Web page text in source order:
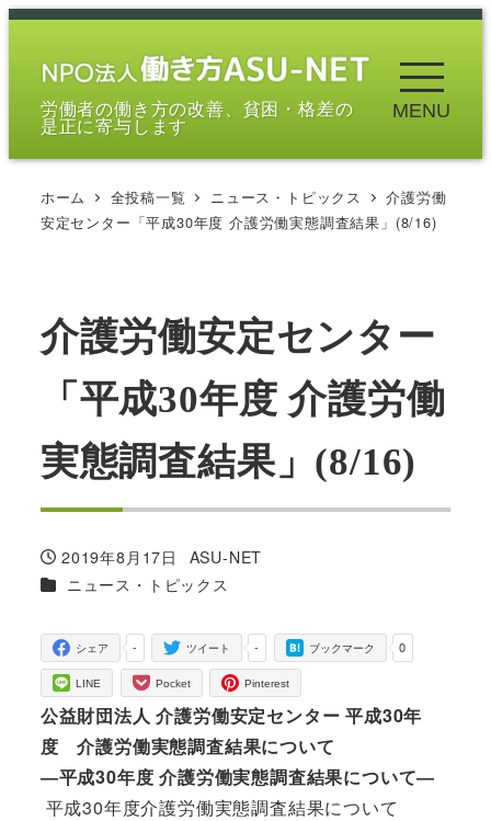
メ
労働者の働き方の改善、貧困・格差の
是正に寄与します
MENU
ホーム 全投稿一覧 ニュース・トピックス
介護労働
安定センター「平成30年度 介護労働実態調査結果」(8/16)
介護労働安定センター
「平成30年度 介護労働
実態調査結果」(8/16)
投稿日
2019年8月17日
著
者
ASU-NET
カテゴリー
ニュース・トピックス
-
シェア -
ツイート 0
ブックマーク
LINE Pocket Pinterest
公益財団法人 介護労働安定センター 平成30年
度 介護労働実態調査結果について
―平成30年度 介護労働実態調査結果について―
平成30年度介護労働実態調査結果について